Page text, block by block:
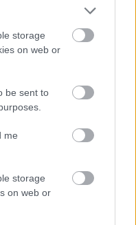
storage
on web or
be sent to
me
storage
on web or
kívánom,
vidámság kísérjen
a mai napod!
vagy nekem.
sok szeretetet és
amennyit te adsz